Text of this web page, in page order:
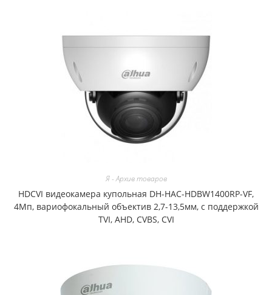
Я - Архив товаров
HDCVI видеокамера купольная DH-HAC-HDBW1400RP-VF,
4Мп, вариофокальный объектив 2,7-13,5мм, с поддержкой
TVI, AHD, CVBS, CVI